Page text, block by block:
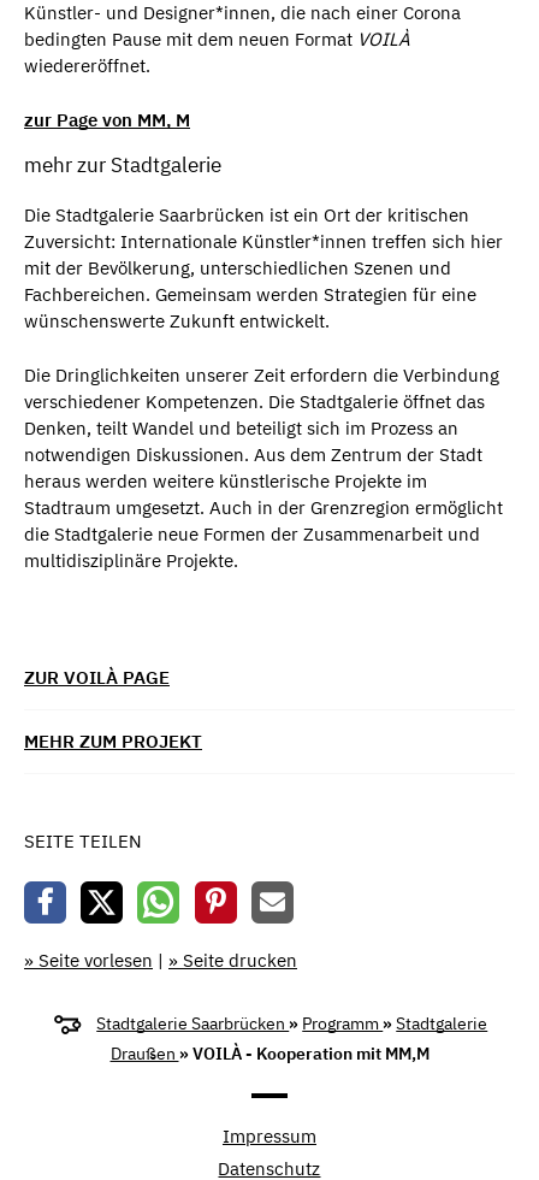
Künstler- und Designer*innen, die nach einer Corona
bedingten Pause mit dem neuen Format VOILÀ
wiedereröffnet.
zur Page von MM, M
mehr zur Stadtgalerie
Die Stadtgalerie Saarbrücken ist ein Ort der kritischen
Zuversicht: Internationale Künstler*innen treffen sich hier
mit der Bevölkerung, unterschiedlichen Szenen und
Fachbereichen. Gemeinsam werden Strategien für eine
wünschens­werte Zukunft entwickelt.
Die Dringlich­keiten unserer Zeit erfordern die Verbindung
verschiedener Kompetenzen. Die Stadt­galerie öffnet das
Denken, teilt Wandel und beteiligt sich im Prozess an
notwendigen Diskussionen. Aus dem Zentrum der Stadt
heraus werden weitere künstler­ische Projekte im
Stadtraum umgesetzt. Auch in der Grenzregion ermöglicht
die Stadtgalerie neue Formen der Zusammen­arbeit und
multi­disziplinäre Projekte.
ZUR VOILÀ PAGE
MEHR ZUM PROJEKT
SEITE TEILEN
» Seite vorlesen | » Seite drucken
Stadtgalerie Saarbrücken » Programm »Stadtgalerie
Draußen » VOILÀ - Kooperation mit MM,M
Impressum
Datenschutz